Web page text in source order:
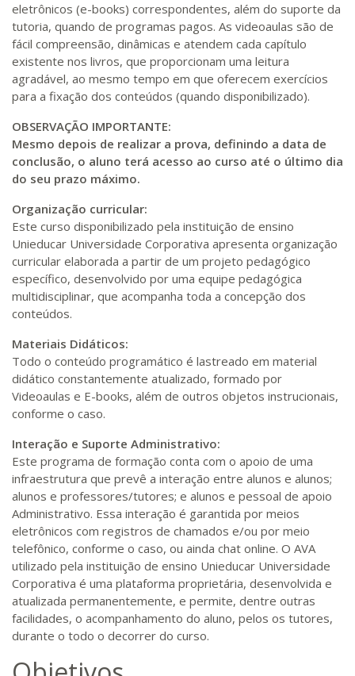
eletrônicos (e-books) correspondentes, além do suporte da
tutoria, quando de programas pagos. As videoaulas são de
fácil compreensão, dinâmicas e atendem cada capítulo
existente nos livros, que proporcionam uma leitura
agradável, ao mesmo tempo em que oferecem exercícios
para a fixação dos conteúdos (quando disponibilizado).
OBSERVAÇÃO IMPORTANTE:
Mesmo depois de realizar a prova, definindo a data de
conclusão, o aluno terá acesso ao curso até o último dia
do seu prazo máximo.
Organização curricular:
Este curso disponibilizado pela instituição de ensino
Unieducar Universidade Corporativa apresenta organização
curricular elaborada a partir de um projeto pedagógico
específico, desenvolvido por uma equipe pedagógica
multidisciplinar, que acompanha toda a concepção dos
conteúdos.
Materiais Didáticos:
Todo o conteúdo programático é lastreado em material
didático constantemente atualizado, formado por
Videoaulas e E-books, além de outros objetos instrucionais,
conforme o caso.
Interação e Suporte Administrativo:
Este programa de formação conta com o apoio de uma
infraestrutura que prevê a interação entre alunos e alunos;
alunos e professores/tutores; e alunos e pessoal de apoio
Administrativo. Essa interação é garantida por meios
eletrônicos com registros de chamados e/ou por meio
telefônico, conforme o caso, ou ainda chat online. O AVA
utilizado pela instituição de ensino Unieducar Universidade
Corporativa é uma plataforma proprietária, desenvolvida e
atualizada permanentemente, e permite, dentre outras
facilidades, o acompanhamento do aluno, pelos os tutores,
durante o todo o decorrer do curso.